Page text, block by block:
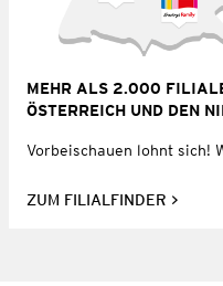
MEHR ALS 2.000
ÖSTERREICH UND DEN
Vorbeischauen lohnt sich!
ZUM FILIALFINDER